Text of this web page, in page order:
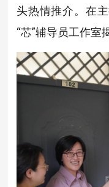
头热情推介。在
“芯”辅导员工作室